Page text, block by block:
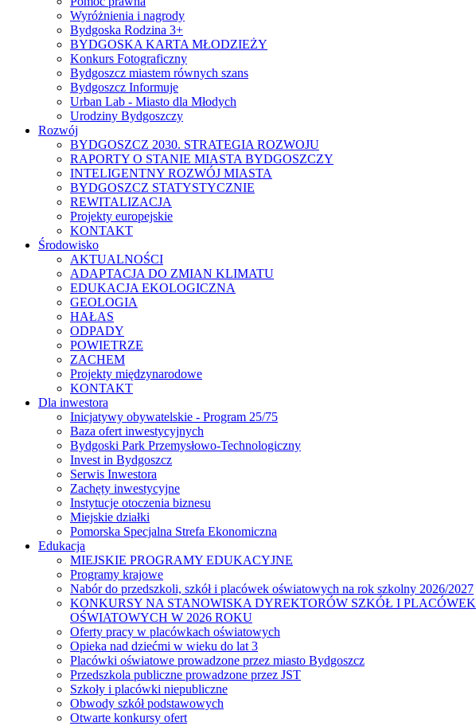
Wyróżnienia i nagrody
Bydgoska Rodzina 3+
BYDGOSKA KARTA MŁODZIEŻY
Konkurs Fotograficzny
Bydgoszcz miastem równych szans
Bydgoszcz Informuje
Urban Lab - Miasto dla Młodych
Urodziny Bydgoszczy
Rozwój
BYDGOSZCZ 2030. STRATEGIA ROZWOJU
RAPORTY O STANIE MIASTA BYDGOSZCZY
INTELIGENTNY ROZWÓJ MIASTA
BYDGOSZCZ STATYSTYCZNIE
REWITALIZACJA
Projekty europejskie
KONTAKT
Środowisko
AKTUALNOŚCI
ADAPTACJA DO ZMIAN KLIMATU
EDUKACJA EKOLOGICZNA
GEOLOGIA
HAŁAS
ODPADY
POWIETRZE
ZACHEM
Projekty międzynarodowe
KONTAKT
Dla inwestora
Inicjatywy obywatelskie - Program 25/75
Baza ofert inwestycyjnych
Bydgoski Park Przemysłowo-Technologiczny
Invest in Bydgoszcz
Serwis Inwestora
Zachęty inwestycyjne
Instytucje otoczenia biznesu
Miejskie działki
Pomorska Specjalna Strefa Ekonomiczna
Edukacja
MIEJSKIE PROGRAMY EDUKACYJNE
Programy krajowe
Nabór do przedszkoli, szkół i placówek oświatowych na rok szkolny 2026/2027
KONKURSY NA STANOWISKA DYREKTORÓW SZKÓŁ I PLACÓWEK
OŚWIATOWYCH W 2026 ROKU
Oferty pracy w placówkach oświatowych
Opieka nad dziećmi w wieku do lat 3
Placówki oświatowe prowadzone przez miasto Bydgoszcz
Przedszkola publiczne prowadzone przez JST
Szkoły i placówki niepubliczne
Obwody szkół podstawowych
Otwarte konkursy ofert